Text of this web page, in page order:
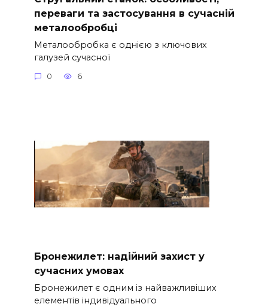
переваги та застосування в сучасній
металообробці
Металообробка є однією з ключових
галузей сучасної
0 6
Бронежилет: надійний захист у
сучасних умовах
Бронежилет є одним із найважливіших
елементів індивідуального